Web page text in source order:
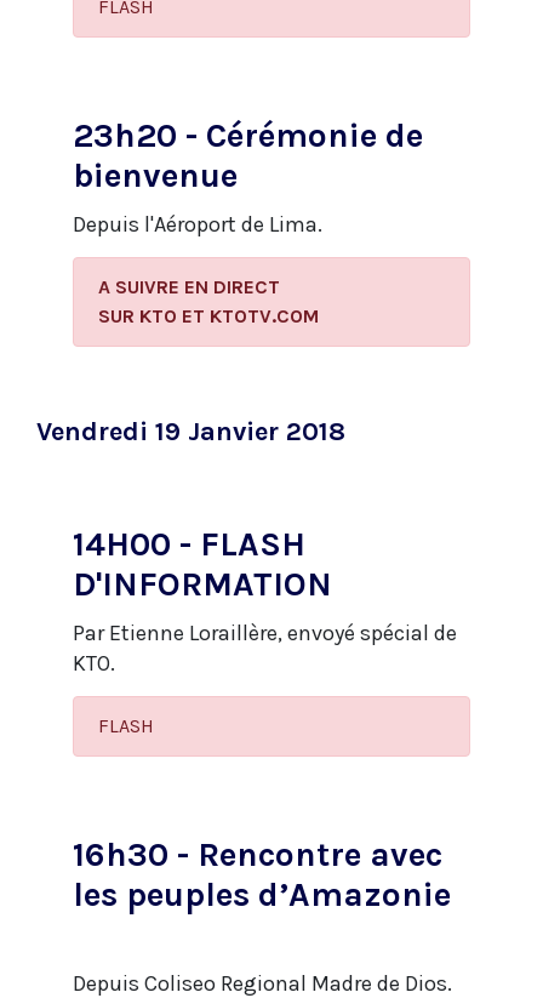
FLASH
23h20 - Cérémonie de
bienvenue
Depuis l'Aéroport de Lima.
A SUIVRE EN DIRECT
​SUR KTO ET KTOTV.COM
Vendredi 19 Janvier 2018
14H00 - FLASH
D'INFORMATION
Par Etienne Loraillère, envoyé spécial de
KTO.
FLASH
16h30 - Rencontre avec
les peuples d’Amazonie
Depuis Coliseo Regional Madre de Dios.